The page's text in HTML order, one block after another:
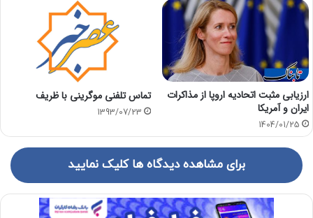
ارزیابی مثبت اتحادیه اروپا از مذاکرات
ایران و آمریکا
1404/01/25
تماس تلفنی موگرینی با ظریف
1393/07/23
برای مشاهده دیدگاه ها کلیک نمایید